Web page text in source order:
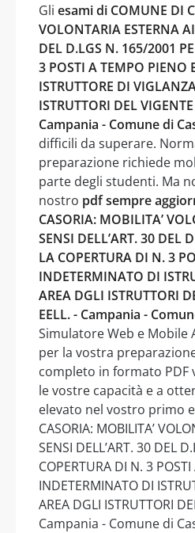
Gli esami di COMUNE DI
VOLONTARIA ESTERNA
DEL D.LGS N. 165/2001
3 POSTI A TEMPO PIENO
ISTRUTTORE DI
ISTRUTTORI DEL
Campania - Comune di
difficili da superare.
preparazione richiede
parte degli studenti. Ma
nostro pdf sempre
CASORIA: MOBILITA’
SENSI DELL’ART. 30 DEL
LA COPERTURA DI N. 3
INDETERMINATO DI
AREA DGLI ISTRUTTORI
EELL. - Campania -
Simulatore Web e
per la vostra
completo in formato
le vostre capacità e a
elevato nel vostro primo
CASORIA: MOBILITA’
SENSI DELL’ART. 30 DEL
COPERTURA DI N. 3
INDETERMINATO DI
AREA DGLI ISTRUTTORI
Campania - Comune di